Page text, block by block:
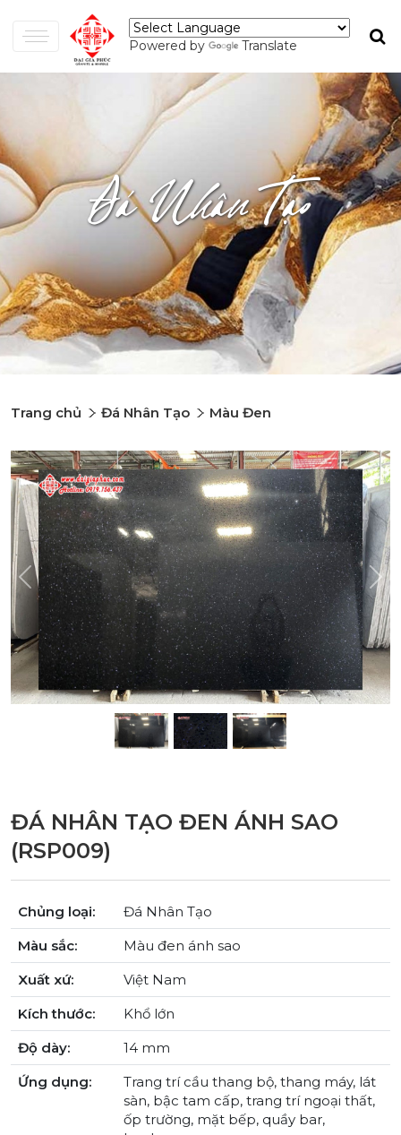
Powered by Translate
Đá Nhân Tạo
Trang chủ Đá Nhân Tạo Màu Đen
Previous
ĐÁ NHÂN TẠO ĐEN ÁNH SAO
(RSP009)
Chủng loại:
Đá Nhân Tạo
Màu sắc:
Màu đen ánh sao
Xuất xứ:
Việt Nam
Kích thước:
Khổ lớn
Độ dày:
14 mm
Ứng dụng:
Trang trí cầu thang bộ, thang máy, lát
sàn, bậc tam cấp, trang trí ngoại thất,
ốp trường, mặt bếp, quầy bar,